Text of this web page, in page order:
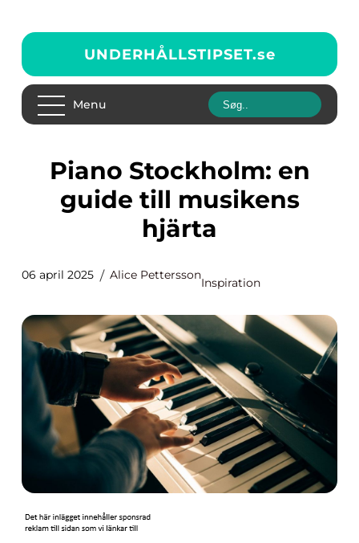
UNDERHÅLLSTIPSET.se
Menu
Piano Stockholm: en
guide till musikens
hjärta
06 april 2025 Alice Pettersson
Inspiration